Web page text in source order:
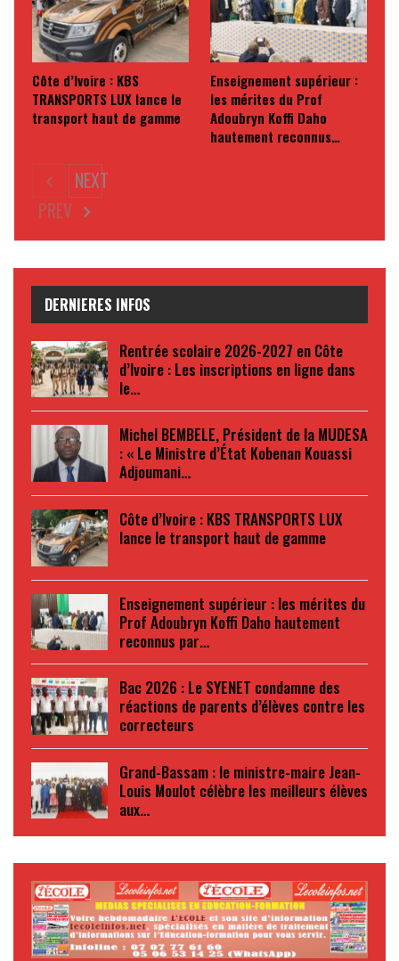
Côte d’Ivoire : KBS
TRANSPORTS LUX lance le
transport haut de gamme
Enseignement supérieur :
les mérites du Prof
Adoubryn Koffi Daho
hautement reconnus…
PREV
NEXT
DERNIERES INFOS
Rentrée scolaire 2026-2027 en Côte
d’Ivoire : Les inscriptions en ligne dans
le…
Michel BEMBELE, Président de la MUDESA
: « Le Ministre d’État Kobenan Kouassi
Adjoumani…
Côte d’Ivoire : KBS TRANSPORTS LUX
lance le transport haut de gamme
Enseignement supérieur : les mérites du
Prof Adoubryn Koffi Daho hautement
reconnus par…
Bac 2026 : Le SYENET condamne des
réactions de parents d’élèves contre les
correcteurs
Grand-Bassam : le ministre-maire Jean-
Louis Moulot célèbre les meilleurs élèves
aux…